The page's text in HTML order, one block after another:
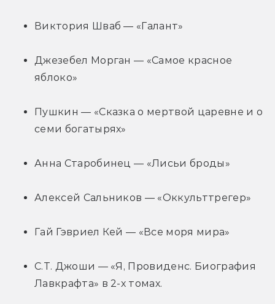
Виктория Шваб — «Галант»
Джезебел Морган — «Самое красное
яблоко»
Пушкин — «Сказка о мертвой царевне и о
семи богатырях»
Анна Старобинец — «Лисьи броды»
Алексей Сальников — «Оккульттрегер»
Гай Гэвриел Кей — «Все моря мира»
С.Т. Джоши — «Я, Провиденс. Биография
Лавкрафта» в 2-х томах.